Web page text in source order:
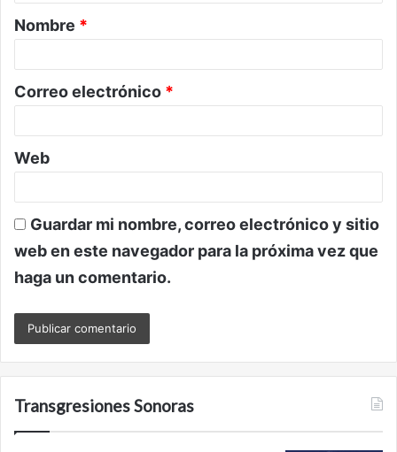
r
o
*
Nombre *
Correo electrónico *
Web
Guardar mi nombre, correo electrónico y sitio
web en este navegador para la próxima vez que
haga un comentario.
Transgresiones Sonoras